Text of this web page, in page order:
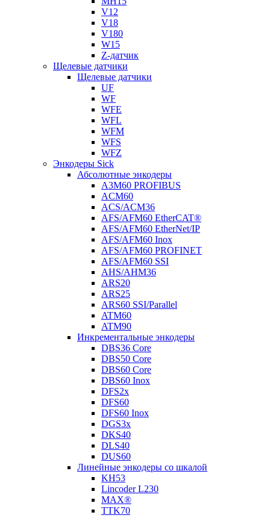
V12
V18
V180
W15
Z-датчик
Щелевые датчики
Щелевые датчики
UF
WF
WFE
WFL
WFM
WFS
WFZ
Энкодеры Sick
Абсолютные энкодеры
A3M60 PROFIBUS
ACM60
ACS/ACM36
AFS/AFM60 EtherCAT®
AFS/AFM60 EtherNet/IP
AFS/AFM60 Inox
AFS/AFM60 PROFINET
AFS/AFM60 SSI
AHS/AHM36
ARS20
ARS25
ARS60 SSI/Parallel
ATM60
ATM90
Инкрементальные энкодеры
DBS36 Core
DBS50 Core
DBS60 Core
DBS60 Inox
DFS2x
DFS60
DFS60 Inox
DGS3x
DKS40
DLS40
DUS60
Линейные энкодеры со шкалой
KH53
Lincoder L230
MAX®
TTK70